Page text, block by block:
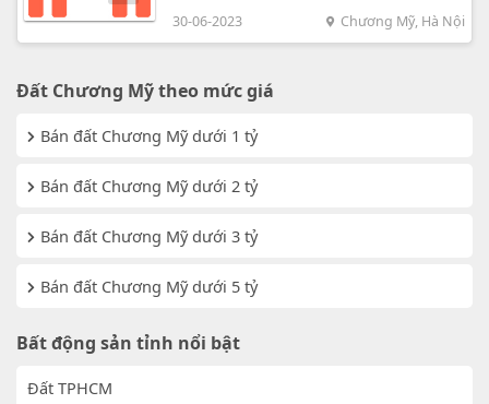
30-06-2023 Chương Mỹ, Hà Nội
Đất Chương Mỹ theo mức giá
Bán đất Chương Mỹ dưới 1 tỷ
Bán đất Chương Mỹ dưới 2 tỷ
Bán đất Chương Mỹ dưới 3 tỷ
Bán đất Chương Mỹ dưới 5 tỷ
Bất động sản tỉnh nổi bật
Đất TPHCM